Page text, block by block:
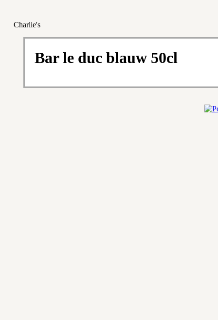
Charlie's
Bar le duc blauw 50cl